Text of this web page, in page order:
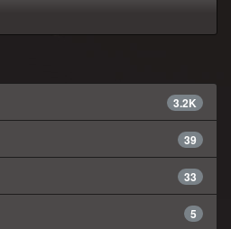
3.2K
39
33
5